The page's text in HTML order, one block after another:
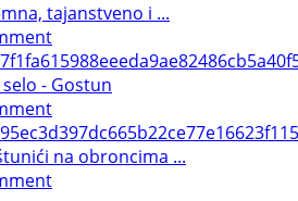
tajanstveno i ...
- Gostun
na obroncima ...